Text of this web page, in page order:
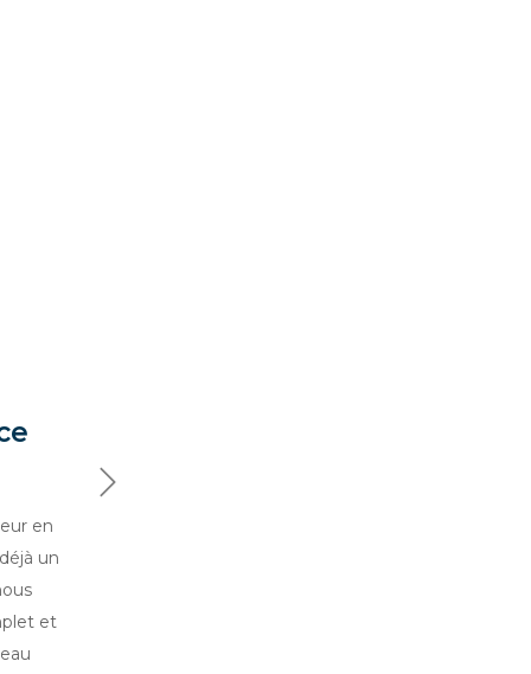
en
un
et
Suivant